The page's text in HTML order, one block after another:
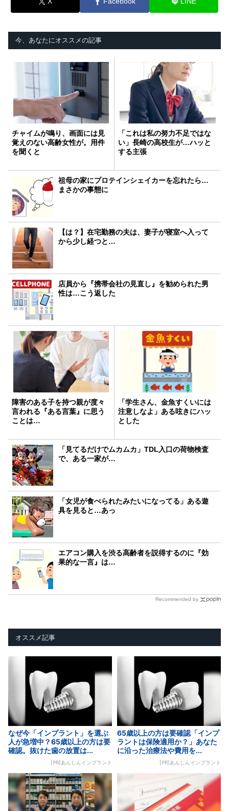
今、あなたにオススメの記事
チャイムが鳴り、画面には見
覚えのない高齢女性が。用件
を聞くと
「これは私の努力不足ではな
い」長崎の高校生が…ハッと
する主張
祖母の家にプロテインシェイカーを忘れたら…
まさかの事態に
【は？】在宅勤務の夫は、妻子が寝室へ入って
から少し経つと…
店員から『携帯会社の見直し』を勧められた男
性は…こう返した
障害のある子を持つ親が度々
言われる『ある言葉』に思う
ことは…
「学生さん、金魚すくいには
注意しなよ」ある呟きにハッ
とした
「見てるだけでムカムカ」TDL入口の荷物検査
で、ある一家が…
「女児が食べられたみたいになってる」ある遊
具を見ると…あっ
エアコン購入を渋る高齢者を説得するのに『効
果的な一言』は…
Recommended by
オススメ記事
なぜ今「インプラント」を選ぶ
人が急増中？65歳以上の方は要
確認。抜けた歯の放置は...
[PR]あんしんインプラント
65歳以上の方は要確認「インプ
ラントは保険適用か？」あなた
に沿った治療法や費用を...
[PR]あんしんインプラント